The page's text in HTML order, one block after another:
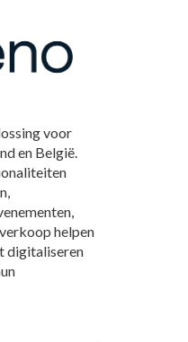
voor
en België.
helpen
digitaliseren